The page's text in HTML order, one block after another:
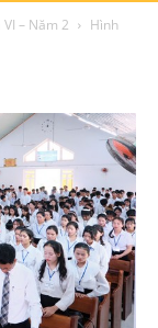
– Năm 2
Hình